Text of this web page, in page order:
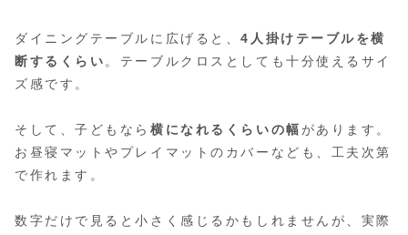
ダイニングテーブルに広げると、4人掛けテーブルを横
断するくらい 。テーブルクロスとしても十分使えるサイ
ズ感です。
そして、子どもなら横になれるくらいの幅 があります。
お昼寝マットやプレイマットのカバーなども、工夫次第
で作れます。
数字だけで見ると小さく感じるかもしれませんが、実際